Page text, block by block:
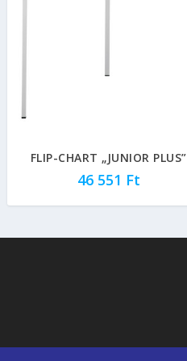
FLIP-CHART „JUNIOR PLUS”
46 551 Ft